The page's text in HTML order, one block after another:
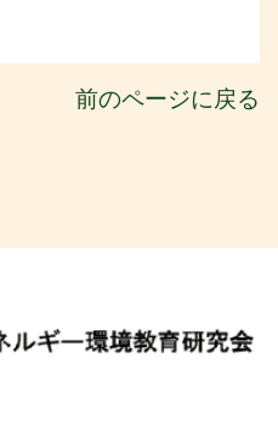
前のページに戻る